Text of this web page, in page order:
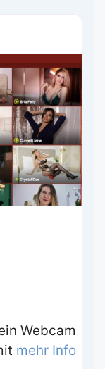
Webcam
mehr Info